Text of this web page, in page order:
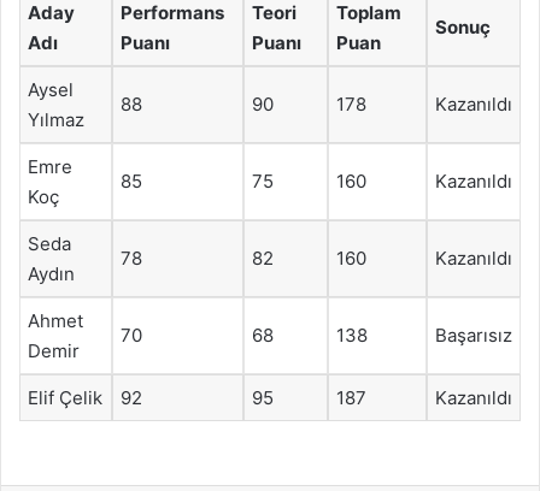
Aday
Adı
Performans
Puanı
Teori
Puanı
Toplam
Puan
Sonuç
Aysel
Yılmaz
88 90 178 Kazanıldı
Emre
Koç
85 75 160 Kazanıldı
Seda
Aydın
78 82 160 Kazanıldı
Ahmet
Demir
70 68 138 Başarısız
Elif Çelik 92 95 187 Kazanıldı